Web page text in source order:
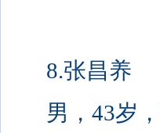
8.张昌养
男，43岁